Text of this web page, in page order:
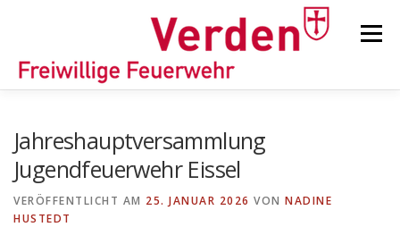
Menü
Jahreshauptversammlung
Jugendfeuerwehr Eissel
VERÖFFENTLICHT AM 25. JANUAR 2026 VON NADINE
HUSTEDT